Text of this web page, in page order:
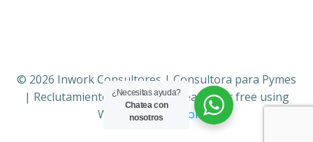
© 2026 Inwork Consultores | Consultora para Pymes
| Reclutamiento | Sistemas. Created for free using
WordPress and
Colibri
¿Necesitas ayuda?
Chatea con
nosotros